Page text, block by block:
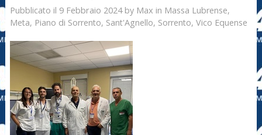
Pubblicato il 9 Febbraio 2024by Max in Massa Lubrense,
Meta, Piano di Sorrento, Sant'Agnello, Sorrento, Vico Equense